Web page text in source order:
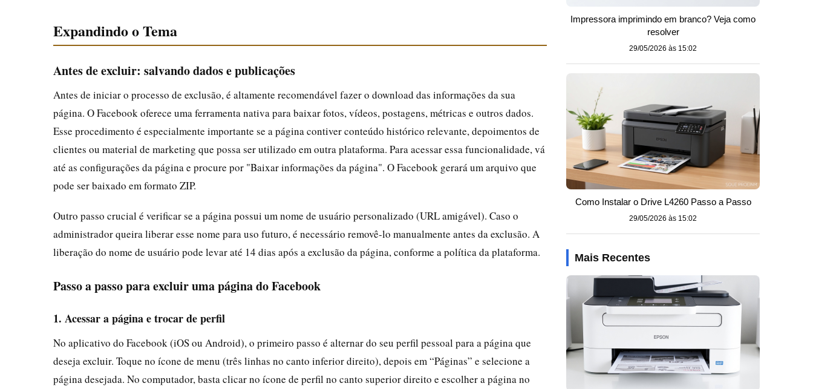
Expandindo o Tema
Antes de excluir: salvando dados e publicações
Antes de iniciar o processo de exclusão, é altamente recomendável fazer o download das informações da sua
página. O Facebook oferece uma ferramenta nativa para baixar fotos, vídeos, postagens, métricas e outros dados.
Esse procedimento é especialmente importante se a página contiver conteúdo histórico relevante, depoimentos de
clientes ou material de marketing que possa ser utilizado em outra plataforma. Para acessar essa funcionalidade, vá
até as configurações da página e procure por "Baixar informações da página". O Facebook gerará um arquivo que
pode ser baixado em formato ZIP.
Outro passo crucial é verificar se a página possui um nome de usuário personalizado (URL amigável). Caso o
administrador queira liberar esse nome para uso futuro, é necessário removê-lo manualmente antes da exclusão. A
liberação do nome de usuário pode levar até 14 dias após a exclusão da página, conforme a política da plataforma.
Passo a passo para excluir uma página do Facebook
1. Acessar a página e trocar de perfil
No aplicativo do Facebook (iOS ou Android), o primeiro passo é alternar do seu perfil pessoal para a página que
deseja excluir. Toque no ícone de menu (três linhas no canto inferior direito), depois em “Páginas” e selecione a
página desejada. No computador, basta clicar no ícone de perfil no canto superior direito e escolher a página no
Impressora imprimindo em branco? Veja como
resolver
29/05/2026 às 15:02
Como Instalar o Drive L4260 Passo a Passo
29/05/2026 às 15:02
Mais Recentes